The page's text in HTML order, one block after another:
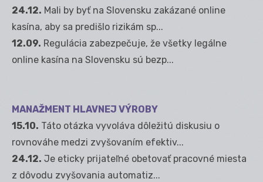
24.12. Mali by byť na Slovensku zakázané online
kasína, aby sa predišlo rizikám sp...
12.09. Regulácia zabezpečuje, že všetky legálne
online kasína na Slovensku sú bezp...
MANAŽMENT HLAVNEJ VÝROBY
15.10. Táto otázka vyvoláva dôležitú diskusiu o
rovnováhe medzi zvyšovaním efektiv...
24.12. Je eticky prijateľné obetovať pracovné miesta
z dôvodu zvyšovania automatiz...